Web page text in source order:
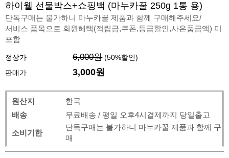
하이웰 선물박스+쇼핑백 (마누카꿀 250g 1통 용)
단독구매는 불가하니 마누카꿀 제품과 함께 구매해주세요/
서비스 품목으로 회원혜택(적립금,쿠폰,등급할인,사은품금액) 미
포함
정상가 6,000원 (50%할인)
판매가
3,000원
원산지
한국
배송
무료배송 / 평일 오후4시결제까지 당일출고
소비기한
단독구매는 불가하니 마누카꿀 제품과 함께 구
매